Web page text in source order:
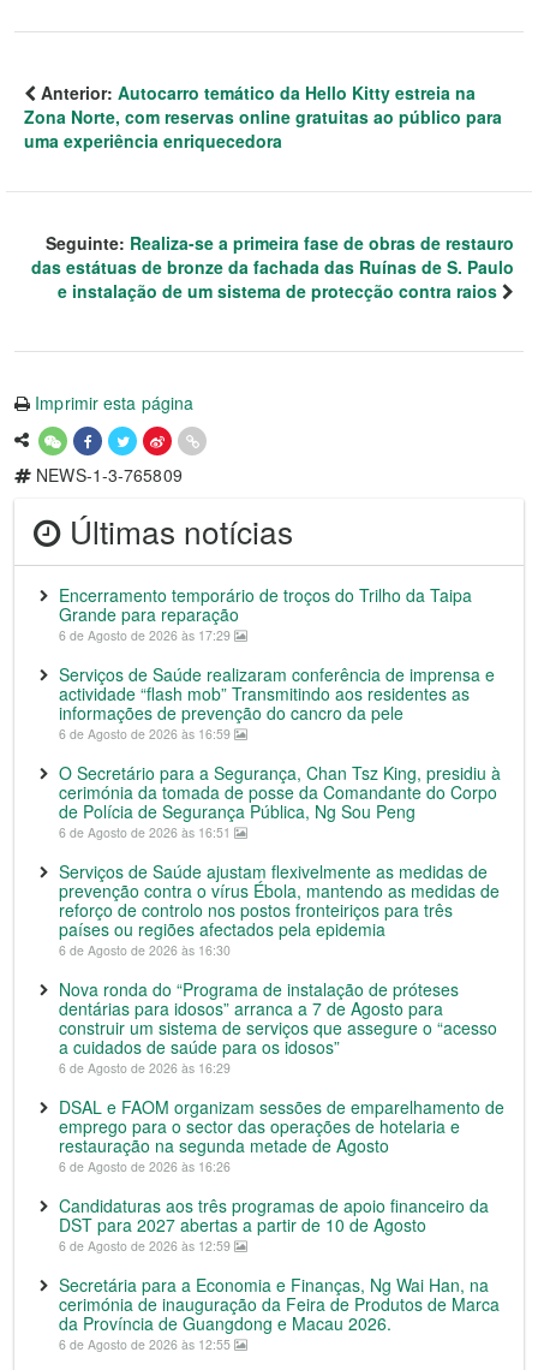
Anterior: Autocarro temático da Hello Kitty estreia na
Zona Norte, com reservas online gratuitas ao público para
uma experiência enriquecedora
Seguinte: Realiza-se a primeira fase de obras de restauro
das estátuas de bronze da fachada das Ruínas de S. Paulo
e instalação de um sistema de protecção contra raios
Imprimir esta página
NEWS-1-3-765809
Últimas notícias
Encerramento temporário de troços do Trilho da Taipa
Grande para reparação
6 de Agosto de 2026 às 17:29
Serviços de Saúde realizaram conferência de imprensa e
actividade “flash mob” Transmitindo aos residentes as
informações de prevenção do cancro da pele
6 de Agosto de 2026 às 16:59
O Secretário para a Segurança, Chan Tsz King, presidiu à
cerimónia da tomada de posse da Comandante do Corpo
de Polícia de Segurança Pública, Ng Sou Peng
6 de Agosto de 2026 às 16:51
Serviços de Saúde ajustam flexivelmente as medidas de
prevenção contra o vírus Ébola, mantendo as medidas de
reforço de controlo nos postos fronteiriços para três
países ou regiões afectados pela epidemia
6 de Agosto de 2026 às 16:30
Nova ronda do “Programa de instalação de próteses
dentárias para idosos” arranca a 7 de Agosto para
construir um sistema de serviços que assegure o “acesso
a cuidados de saúde para os idosos”
6 de Agosto de 2026 às 16:29
DSAL e FAOM organizam sessões de emparelhamento de
emprego para o sector das operações de hotelaria e
restauração na segunda metade de Agosto
6 de Agosto de 2026 às 16:26
Candidaturas aos três programas de apoio financeiro da
DST para 2027 abertas a partir de 10 de Agosto
6 de Agosto de 2026 às 12:59
Secretária para a Economia e Finanças, Ng Wai Han, na
cerimónia de inauguração da Feira de Produtos de Marca
da Província de Guangdong e Macau 2026.
6 de Agosto de 2026 às 12:55